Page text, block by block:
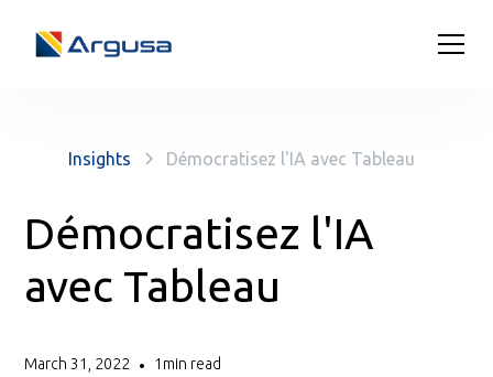
Insights Démocratisez l'IA avec Tableau
Démocratisez l'IA
avec Tableau
March 31, 2022 • 1 min read